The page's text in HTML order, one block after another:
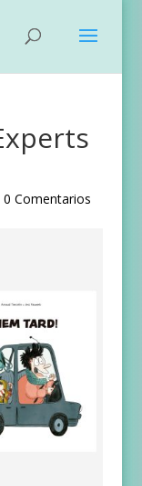
0 Comentarios